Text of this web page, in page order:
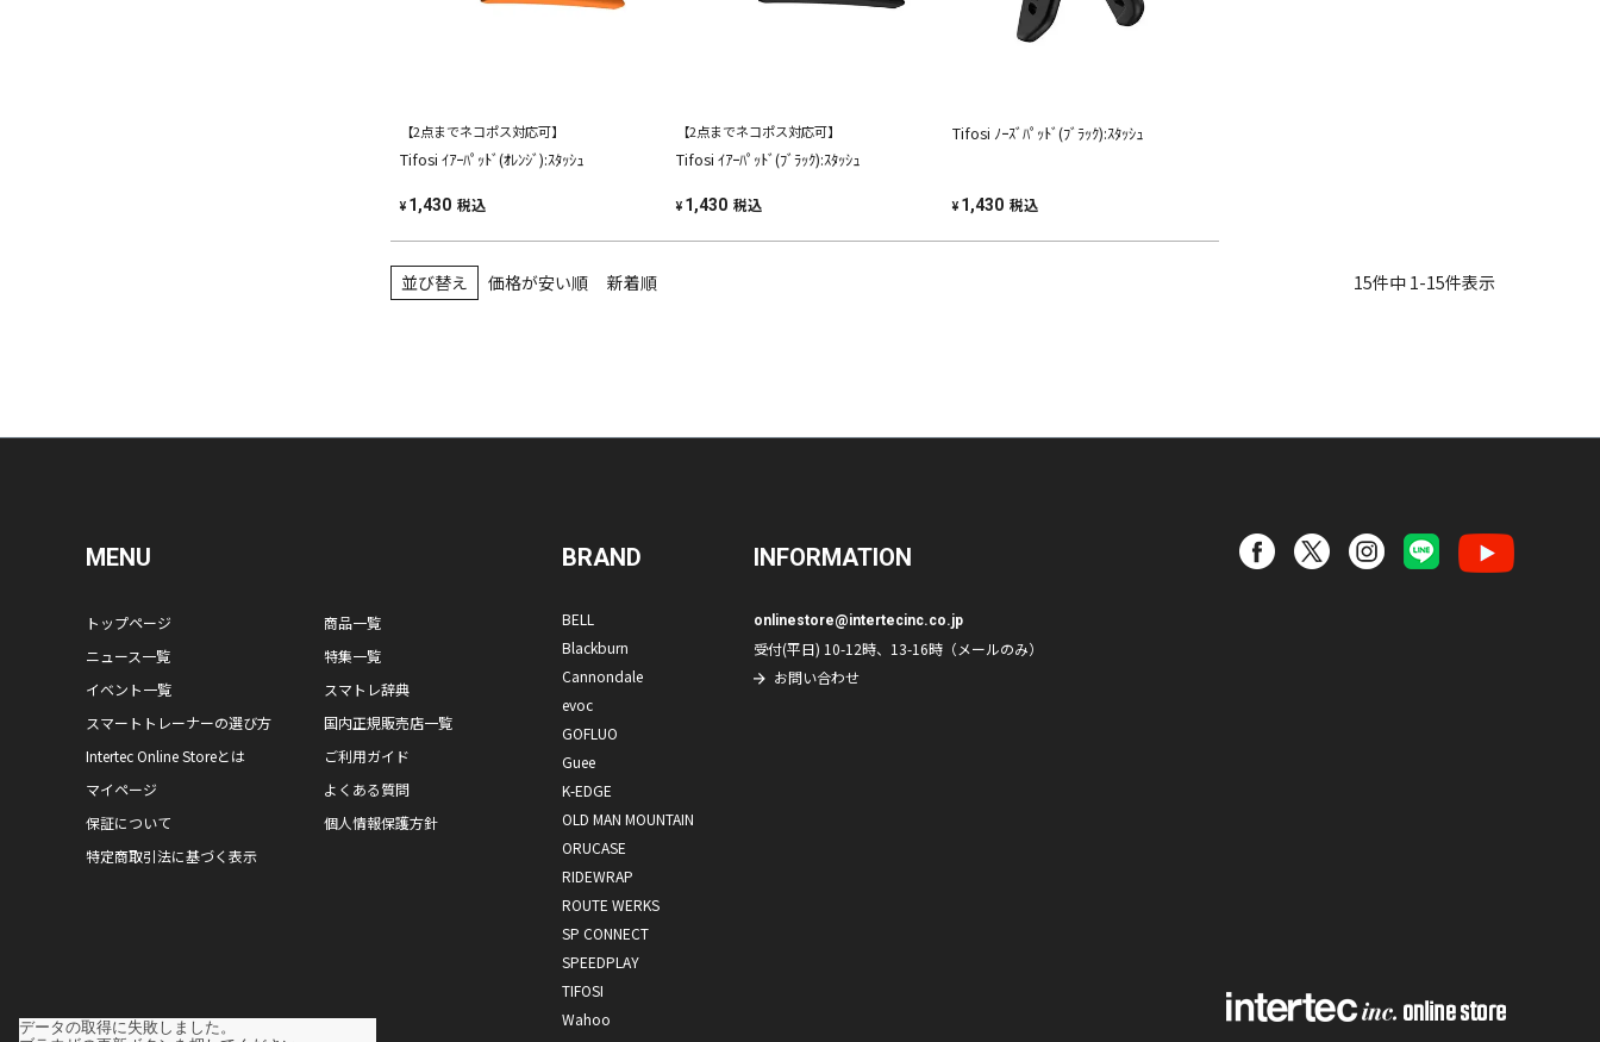
【2点までネコポス対応可】
Tifosi ｲｱｰﾊﾟｯﾄﾞ(ｵﾚﾝｼﾞ):ｽﾀｯｼｭ
¥ 1,430 税込
【2点までネコポス対応可】
Tifosi ｲｱｰﾊﾟｯﾄﾞ(ﾌﾞﾗｯｸ):ｽﾀｯｼｭ
¥ 1,430 税込
Tifosi ﾉｰｽﾞﾊﾟｯﾄﾞ(ﾌﾞﾗｯｸ):ｽﾀｯｼｭ
¥ 1,430 税込
並び替え 価格が安い順 新着順 15件中 1-15件表示
MENU
トップページ
商品一覧
ニュース一覧
特集一覧
イベント一覧
スマトレ辞典
スマートトレーナーの選び方
国内正規販売店一覧
Intertec Online Storeとは
ご利用ガイド
マイページ
よくある質問
保証について
個人情報保護方針
特定商取引法に基づく表示
BRAND
BELL
Blackburn
Cannondale
evoc
GOFLUO
Guee
K-EDGE
OLD MAN MOUNTAIN
ORUCASE
RIDEWRAP
ROUTE WERKS
SP CONNECT
SPEEDPLAY
TIFOSI
Wahoo
INFORMATION
onlinestore@intertecinc.co.jp
受付(平日) 10-12時、13-16時（メールのみ）
お問い合わせ